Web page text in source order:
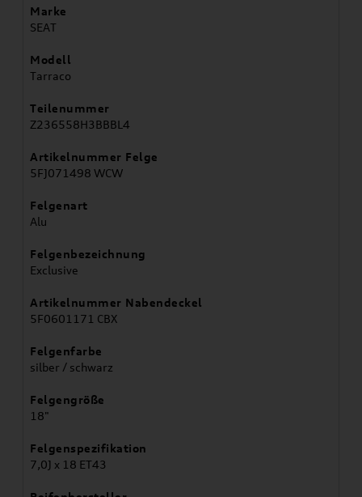
Marke
SEAT
Modell
Tarraco
Teilenummer
Z236558H3BBBL4
Artikelnummer Felge
5FJ071498 WCW
Felgenart
Alu
Felgenbezeichnung
Exclusive
Artikelnummer Nabendeckel
5F0601171 CBX
Felgenfarbe
silber / schwarz
Felgengröße
18"
Felgenspezifikation
7,0J x 18 ET43